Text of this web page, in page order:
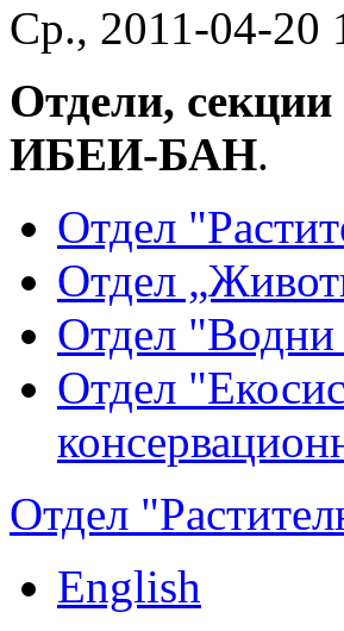
Ср., 2011-04-
Отдели,
ИБЕИ-БАН.
Отдел
Отдел
Отдел "Водни
Отдел
Отдел
English